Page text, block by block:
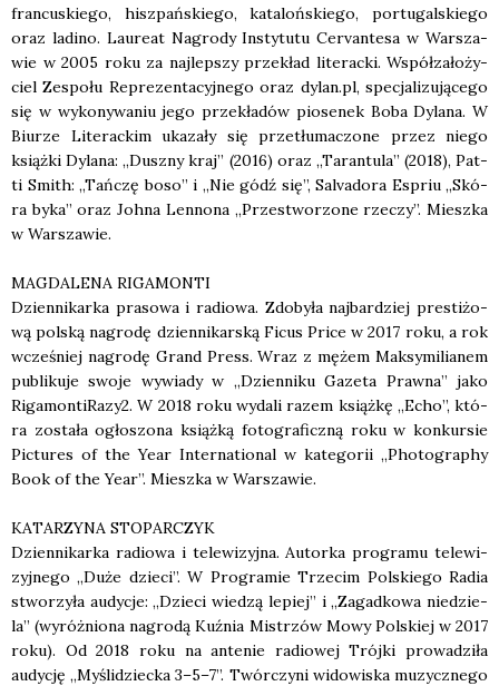
fran­cu­skie­go, hisz­pań­skie­go, kata­loń­skie­go, por­tu­gal­skie­go
oraz ladi­no. Lau­re­at Nagro­dy Insty­tu­tu Cervan­te­sa w War­sza­
wie w 2005 roku za naj­lep­szy prze­kład lite­rac­ki. Współ­za­ło­ży­
ciel Zespo­łu Repre­zen­ta­cyj­ne­go oraz dylan.pl, spe­cja­li­zu­ją­ce­go
się w wyko­ny­wa­niu jego prze­kła­dów pio­se­nek Boba Dyla­na. W
Biu­rze Lite­rac­kim uka­za­ły się prze­tłu­ma­czo­ne przez nie­go
książ­ki Dyla­na: „Dusz­ny kraj” (2016) oraz „Taran­tu­la” (2018), Pat­
ti Smith: „Tań­czę boso” i „Nie gódź się”, Salva­do­ra Espriu „Skó­
ra byka” oraz Joh­na Len­no­na „Prze­stwo­rzo­ne rze­czy”. Miesz­ka
w War­sza­wie.
MAGDALENA RIGAMONTI
Dzien­ni­kar­ka pra­so­wa i radio­wa. Zdo­by­ła naj­bar­dziej pre­sti­żo­
wą pol­ską nagro­dę dzien­ni­kar­ską Ficus Pri­ce w 2017 roku, a rok
wcze­śniej nagro­dę Grand Press. Wraz z mężem Mak­sy­mi­lia­nem
publi­ku­je swo­je wywia­dy w „Dzien­ni­ku Gaze­ta Praw­na” jako
RigamontiRazy2. W 2018 roku wyda­li razem książ­kę „Echo”, któ­
ra zosta­ła ogło­szo­na książ­ką foto­gra­ficz­ną roku w kon­kur­sie
Pic­tu­res of the Year Inter­na­tio­nal w kate­go­rii „Pho­to­gra­phy
Book of the Year”. Miesz­ka w War­sza­wie.
KATARZYNA STOPARCZYK
Dzien­ni­kar­ka radio­wa i tele­wi­zyj­na. Autor­ka pro­gra­mu tele­wi­
zyj­ne­go „Duże dzie­ci”. W Pro­gra­mie Trze­cim Pol­skie­go Radia
stwo­rzy­ła audy­cje: „Dzie­ci wie­dzą lepiej” i „Zagad­ko­wa nie­dzie­
la” (wyróż­nio­na nagro­dą Kuź­nia Mistrzów Mowy Pol­skiej w 2017
roku). Od 2018 roku na ante­nie radio­wej Trój­ki pro­wa­dzi­ła
audy­cję „Myśli­dziec­ka 3–5–7”. Twór­czy­ni wido­wi­ska muzycz­ne­go